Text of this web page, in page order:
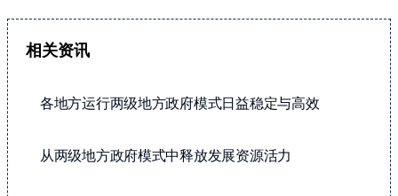
相关资讯
各地方运行两级地方政府模式日益稳定与高效
从两级地方政府模式中释放发展资源活力